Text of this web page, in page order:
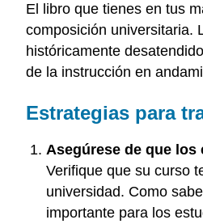
El libro que tienes en tus
composición universitaria.
históricamente
de la instrucción en
Estrategias para
Asegúrese de que
Verifique que su curso
universidad. Como
importante para los